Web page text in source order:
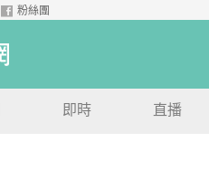
粉絲團
即時 直播